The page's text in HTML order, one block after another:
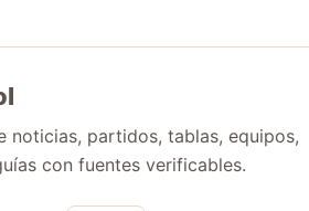
noticias, partidos, tablas, equipos,
con fuentes verificables.